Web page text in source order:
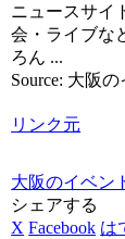
ニュースサイ
会・ライブな
ろん ...
Source: 大阪
リンク元
大阪のイベン
シェアする
X Facebook は